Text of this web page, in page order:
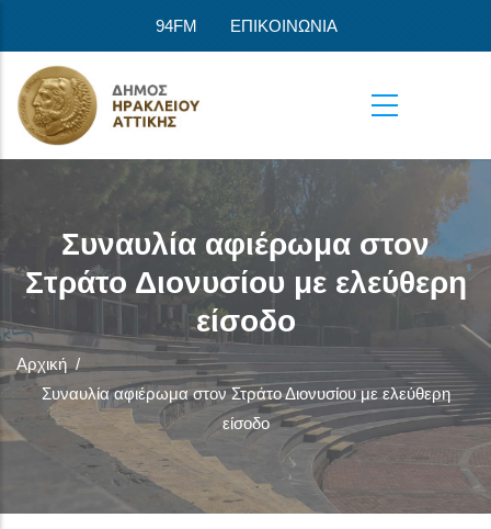
94FM ΕΠΙΚΟΙΝΩΝΙΑ
Συναυλία αφιέρωμα στον
Στράτο Διονυσίου με ελεύθερη
είσοδο
Αρχική /
Συναυλία αφιέρωμα στον Στράτο Διονυσίου με ελεύθερη
είσοδο